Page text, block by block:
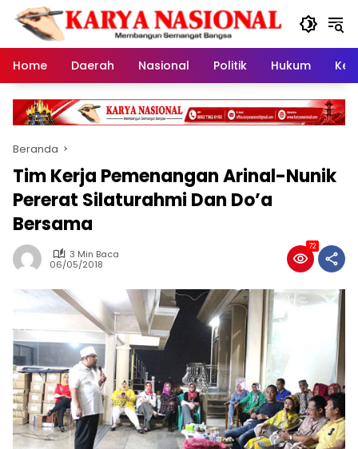
Langsung
konten
Home
Daerah Nasional Politik Hukum
Beranda
Tim Kerja Pemenangan Arinal-Nunik
Pererat Silaturahmi Dan Do’a
Bersama
3 Min Baca
06/05/2018
72